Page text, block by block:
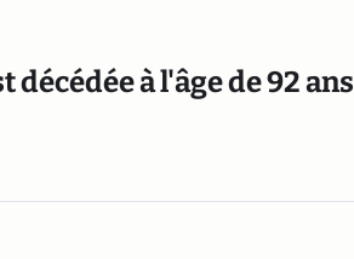
décédée à l'âge de 92 ans